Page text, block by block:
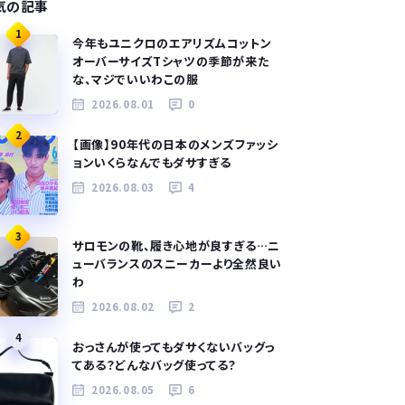
の記事
1
今年もユニクロのエアリズムコットン
オーバーサイズTシャツの季節が来た
な、マジでいいわこの服
2026.08.01 0
2
【画像】90年代の日本のメンズファッシ
ョンいくらなんでもダサすぎる
2026.08.03 4
3
サロモンの靴、履き心地が良すぎる…ニ
ューバランスのスニーカーより全然良い
わ
2026.08.02 2
4
おっさんが使ってもダサくないバッグっ
てある？どんなバッグ使ってる？
2026.08.05 6